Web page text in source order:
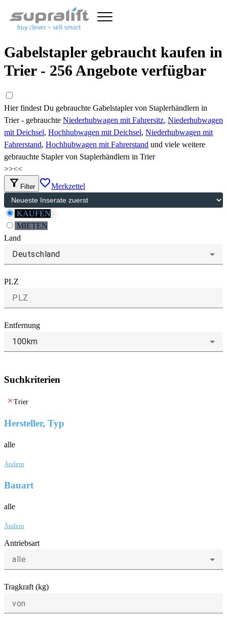
Gabelstapler gebraucht kaufen in
Trier - 256 Angebote verfügbar
Hier findest Du gebrauchte Gabelstapler von Staplerhändlern in
Trier - gebrauchte Niederhubwagen mit Fahrersitz, Niederhubwagen
mit Deichsel, Hochhubwagen mit Deichsel, Niederhubwagen mit
Fahrerstand, Hochhubwagen mit Fahrerstand und viele weitere
gebrauchte Stapler von Staplerhändlern in Trier
>><<
filter_alt Filter favorite_borderMerkzettel
KAUFEN
MIETEN
Land
Deutschland
PLZ
Entfernung
100km
Suchkriterien
clear Trier
Hersteller, Typ
alle
Ändern
Bauart
alle
Ändern
Antriebsart
alle
Tragkraft (kg)
von